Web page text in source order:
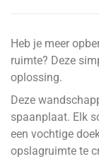
Heb je meer
ruimte? Deze
oplossing.
Deze
spaanplaat. Elk
een vochtige
opslagruimte te